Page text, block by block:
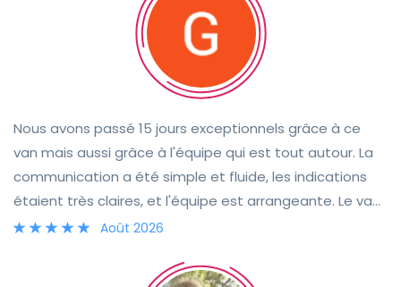
directement à l'aéroport à la fin de notre séjour. Nous le
recommandons sans hésiter et repasserons par lui si
nous revenons dans la région. Merci encore !
Nous avons passé 15 jours exceptionnels grâce à ce
van mais aussi grâce à l'équipe qui est tout autour. La
communication a été simple et fluide, les indications
étaient très claires, et l'équipe est arrangeante. Le van
est parfait pour les petites routes sinueuses d'Écosse !!
Si nous avions à renouveler l'expérience, nous referions
Août 2026